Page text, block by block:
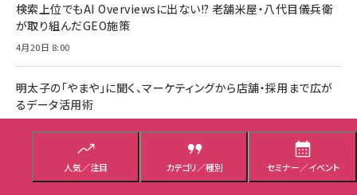
人気／注目 カテゴリ／種別 セミナー／イベント
検索上位でもAI Overviewsに出ない!? 老舗米屋・八代目儀兵衛
が取り組んだGEO施策
4月20日 8:00
明太子の「やまや」に聞く、マーケティングから店舗・採用まで広が
るデータ活用術
企画広告記事をもっと見る